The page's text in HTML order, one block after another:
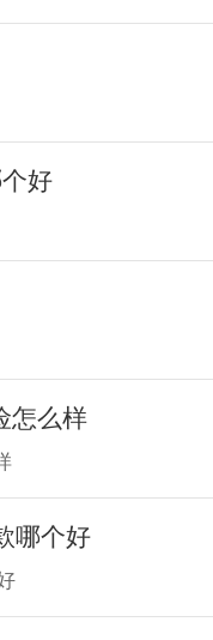
好
怎么样
哪个好